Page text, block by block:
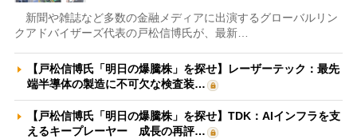
新聞や雑誌など多数の金融メディアに出演するグローバルリン
クアドバイザーズ代表の戸松信博氏が、最新…
【戸松信博氏「明日の爆騰株」を探せ】レーザーテック：最先
端半導体の製造に不可欠な検査装…
【戸松信博氏「明日の爆騰株」を探せ】TDK：AIインフラを支
えるキープレーヤー 成長の再評…